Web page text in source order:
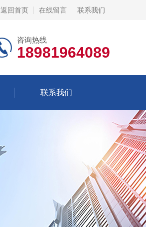
返回首页 在线留言 联系我们
咨询热线
18981964089
联系我们